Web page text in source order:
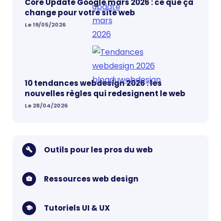
Core Update Google mars 2026 : ce que ça
change pour votre site web
Le 19/05/2026
10 tendances webdesign 2026 : les
nouvelles règles qui redesignent le web
Le 28/04/2026
Outils pour les pros du web
Ressources web design
Tutoriels UI & UX